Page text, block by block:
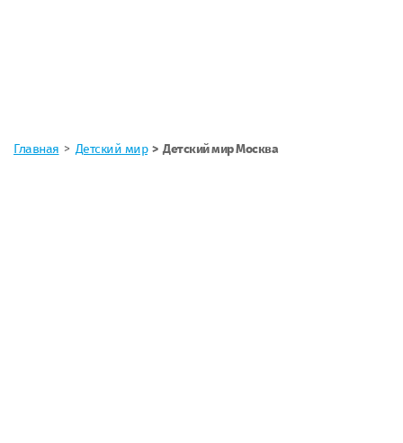
Главная Детский мир Детский мир Москва